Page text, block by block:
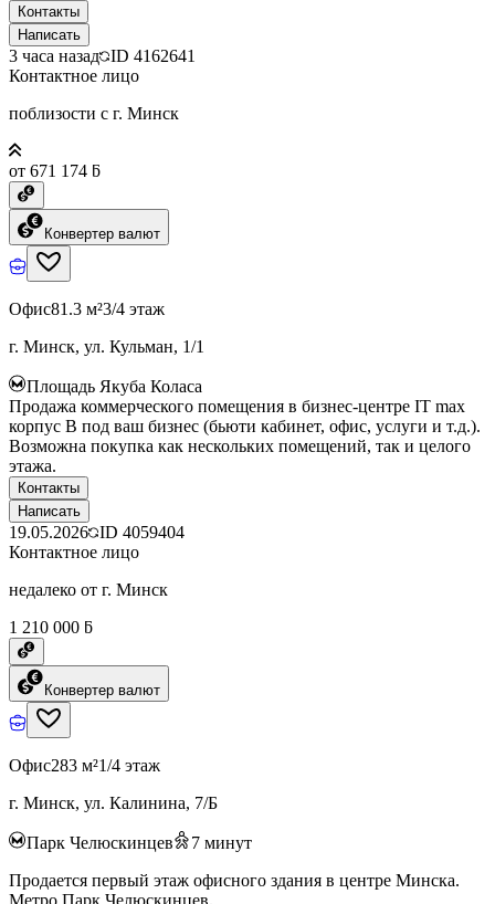
Контакты
Написать
3 часа назад ID 4162641
Контактное лицо
поблизости с г. Минск
от 671 174 ƃ
Конвертер валют
Офис81.3 м²3/4 этаж
г. Минск, ул. Кульман, 1/1
Площадь Якуба Коласа
Продажа коммерческого помещения в бизнес-центре IT max
корпус B под ваш бизнес (бьюти кабинет, офис, услуги и т.д.).
Возможна покупка как нескольких помещений, так и целого
этажа.
Контакты
Написать
19.05.2026 ID 4059404
Контактное лицо
недалеко от г. Минск
1 210 000 ƃ
Конвертер валют
Офис283 м²1/4 этаж
г. Минск, ул. Калинина, 7/Б
Парк Челюскинцев 7 минут
Продается первый этаж офисного здания в центре Минска.
Метро Парк Челюскинцев.